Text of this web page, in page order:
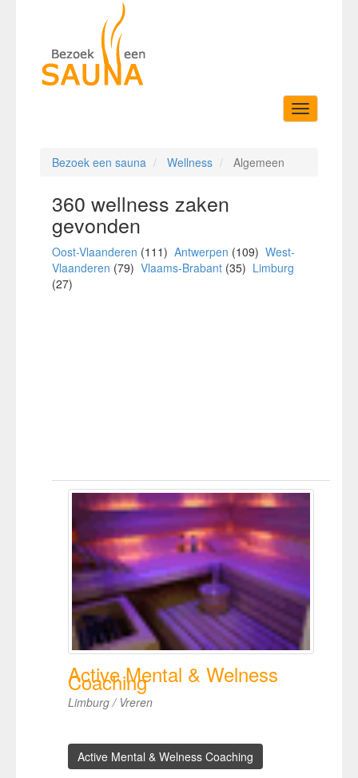
Toggle
navigation
Bezoek een sauna Wellness Algemeen
360 wellness zaken
gevonden
Oost-Vlaanderen (111) Antwerpen (109) West-
Vlaanderen (79) Vlaams-Brabant (35) Limburg
(27)
Active Mental & Welness
Coaching
Limburg / Vreren
Active Mental & Welness Coaching